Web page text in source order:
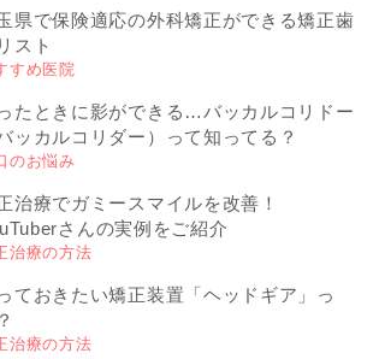
県で保険適応の外科矯正ができる矯正歯
スト
すめ医院
たときに影ができる…バッカルコリドー
バッカルコリダー）って知ってる？
のお悩み
治療でガミースマイルを改善！
さんの実例をご紹介
治療の方法
ておきたい矯正装置「ヘッドギア」っ
治療の方法